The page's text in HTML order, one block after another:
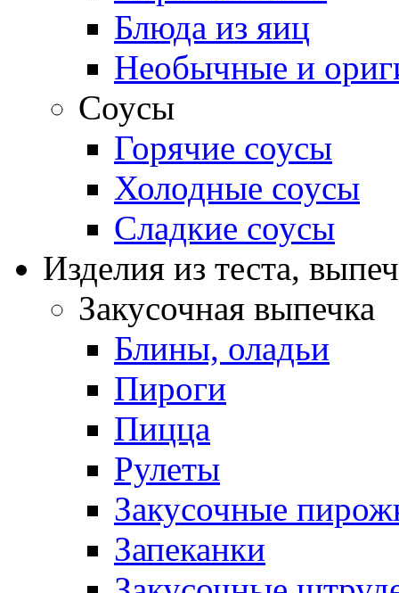
Блюда из яиц
Необычные и
Соусы
Горячие соусы
Холодные соусы
Сладкие соусы
Изделия из теста,
Закусочная выпечка
Блины, оладьи
Пироги
Пицца
Рулеты
Закусочные
Запеканки